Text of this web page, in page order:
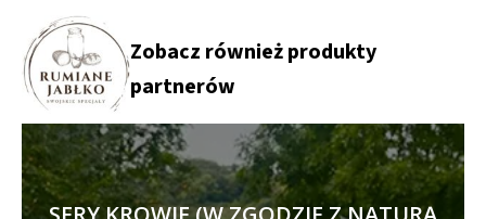
Zobacz również produkty
partnerów